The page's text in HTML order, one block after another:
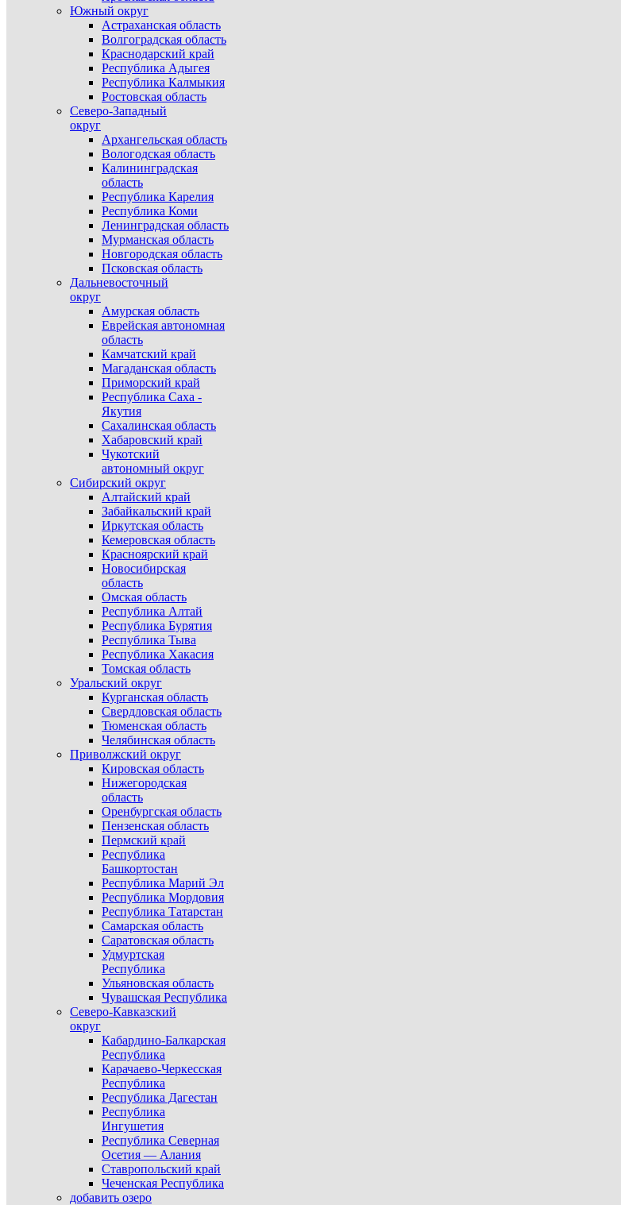
Южный округ
Астраханская область
Волгоградская область
Краснодарский край
Республика Адыгея
Республика Калмыкия
Ростовская область
Северо-Западный
округ
Архангельская область
Вологодская область
Калининградская
область
Республика Карелия
Республика Коми
Ленинградская область
Мурманская область
Новгородская область
Псковская область
Дальневосточный
округ
Амурская область
Еврейская автономная
область
Камчатский край
Магаданская область
Приморский край
Республика Саха -
Якутия
Сахалинская область
Хабаровский край
Чукотский
автономный округ
Сибирский округ
Алтайский край
Забайкальский край
Иркутская область
Кемеровская область
Красноярский край
Новосибирская
область
Омская область
Республика Алтай
Республика Бурятия
Республика Тыва
Республика Хакасия
Томская область
Уральский округ
Курганская область
Свердловская область
Тюменская область
Челябинская область
Приволжский округ
Кировская область
Нижегородская
область
Оренбургская область
Пензенская область
Пермский край
Республика
Башкортостан
Республика Марий Эл
Республика Мордовия
Республика Татарстан
Самарская область
Саратовская область
Удмуртская
Республика
Ульяновская область
Чувашская Республика
Северо-Кавказский
округ
Кабардино-Балкарская
Республика
Карачаево-Черкесская
Республика
Республика Дагестан
Республика
Ингушетия
Республика Северная
Осетия — Алания
Ставропольский край
Чеченская Республика
добавить озеро